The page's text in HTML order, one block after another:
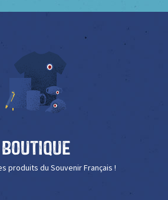
Boutique
produits du Souvenir Français !